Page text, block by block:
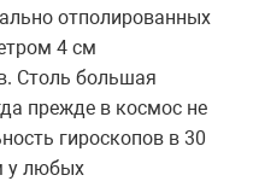
отполированных
4 см
Столь большая
прежде в космос не
гироскопов в 30
у любых